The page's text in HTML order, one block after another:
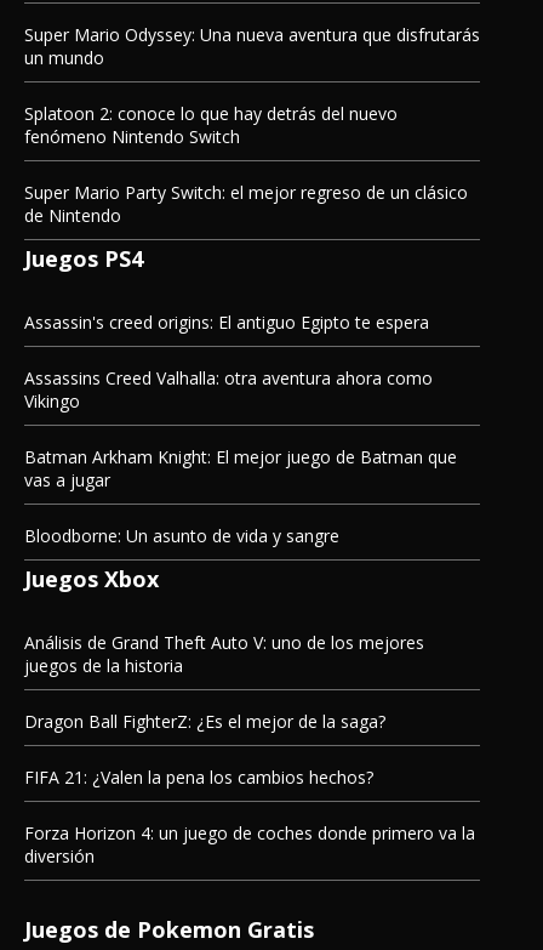
Super Mario Odyssey: Una nueva aventura que disfrutarás
un mundo
Splatoon 2: conoce lo que hay detrás del nuevo
fenómeno Nintendo Switch
Super Mario Party Switch: el mejor regreso de un clásico
de Nintendo
Juegos PS4
Assassin's creed origins: El antiguo Egipto te espera
Assassins Creed Valhalla: otra aventura ahora como
Vikingo
Batman Arkham Knight: El mejor juego de Batman que
vas a jugar
Bloodborne: Un asunto de vida y sangre
Juegos Xbox
Análisis de Grand Theft Auto V: uno de los mejores
juegos de la historia
Dragon Ball FighterZ: ¿Es el mejor de la saga?
FIFA 21: ¿Valen la pena los cambios hechos?
Forza Horizon 4: un juego de coches donde primero va la
diversión
Juegos de Pokemon Gratis